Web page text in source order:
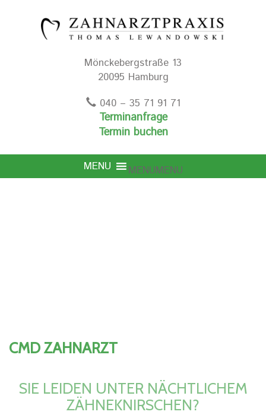
Mönckebergstraße 13
20095 Hamburg
040 – 35 71 91 71
Terminanfrage
Termin buchen
MENUMENU
CMD ZAHNARZT
SIE LEIDEN UNTER NÄCHTLICHEM
ZÄHNEKNIRSCHEN?